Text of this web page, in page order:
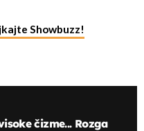
Showbuzz!
čizme... Rozga